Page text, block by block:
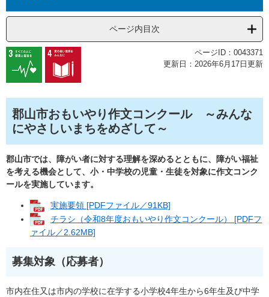
ページ内目次
ページID：0043371
更新日：2026年6月17日更新
郡山市おもいやり作文コンクール ～みんな
にやさしいまちをめざして～
郡山市では、障がい者に対する理解を深めるとともに、障がい福祉
を考える機会として、小・中学校の児童・生徒を対象に作文コンク
ールを実施しています。​
実施要領 [PDFファイル／91KB]
チラシ（令和8年度おもいやり作文コンクール） [PDFフ
ァイル／2.62MB]
募集対象（応募者）
市内在住又は市内の学校に在学する小学校4年生から6年生及び中学